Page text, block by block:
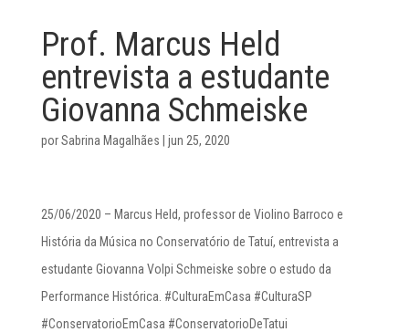
Prof. Marcus Held
entrevista a estudante
Giovanna Schmeiske
porSabrina Magalhães jun 25, 2020
25/06/2020 – Marcus Held, professor de Violino Barroco e
História da Música no Conservatório de Tatuí, entrevista a
estudante Giovanna Volpi Schmeiske sobre o estudo da
Performance Histórica. #CulturaEmCasa #CulturaSP
#ConservatorioEmCasa #ConservatorioDeTatui